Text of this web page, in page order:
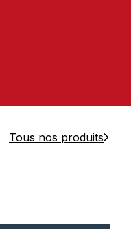
Tous nos produits